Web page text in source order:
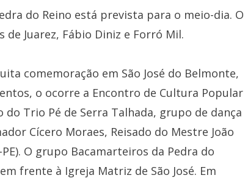
do Reino está prevista para o meio-dia. O
Juarez, Fábio Diniz e Forró Mil.
comemoração em São José do Belmonte,
o ocorre a Encontro de Cultura Popular
Trio Pé de Serra Talhada, grupo de dança
Cícero Moraes, Reisado do Mestre João
O grupo Bacamarteiros da Pedra do
frente à Igreja Matriz de São José. Em